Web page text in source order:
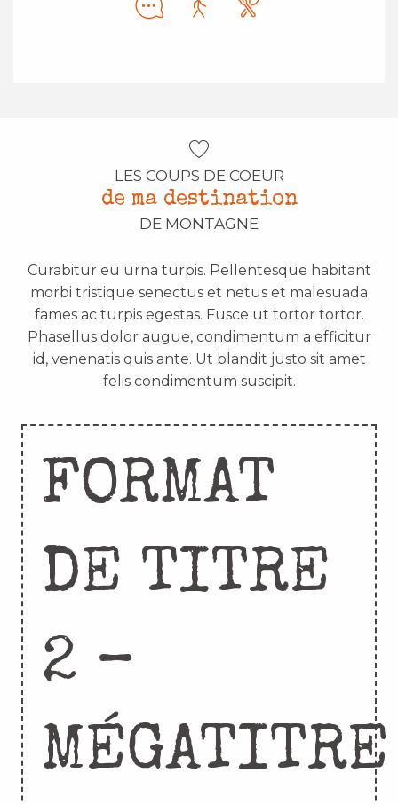
LES COUPS DE COEUR
de ma destination
DE MONTAGNE
Curabitur eu urna turpis. Pellentesque habitant
morbi tristique senectus et netus et malesuada
fames ac turpis egestas. Fusce ut tortor tortor.
Phasellus dolor augue, condimentum a efficitur
id, venenatis quis ante. Ut blandit justo sit amet
felis condimentum suscipit.
FORMAT
DE TITRE
2 –
MÉGATITRE